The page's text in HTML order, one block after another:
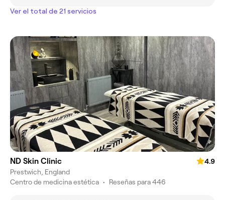
Ver el total de 21 servicios
ND Skin Clinic
4.9
Prestwich, England
Centro de medicina estética • Reseñas para 446